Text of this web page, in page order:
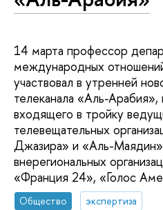
14 марта профессор
международных
участвовал в утренней
телеканала «Аль-
входящего в тройку
телевещательных
Джазира» и «Аль-
внерегиональных
«Франция 24», «Голос
Общество экспертиза